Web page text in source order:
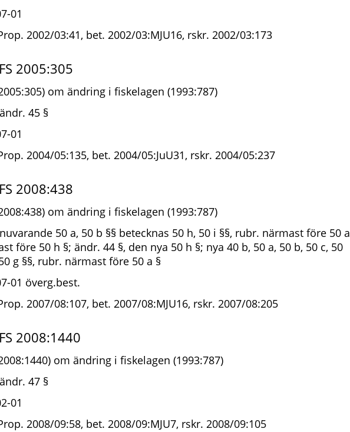
01
2002/03:41, bet. 2002/03:MJU16, rskr. 2002/03:173
2005:305
om ändring i fiskelagen (1993:787)
ändr. 45 §
01
2004/05:135, bet. 2004/05:JuU31, rskr. 2004/05:237
2008:438
om ändring i fiskelagen (1993:787)
nuvarande 50 a, 50 b §§ betecknas 50 h, 50 i §§, rubr. närmast före 50 a
före 50 h §; ändr. 44 §, den nya 50 h §; nya 40 b, 50 a, 50 b, 50 c, 50
g §§, rubr. närmast före 50 a §
01 överg.best.
2007/08:107, bet. 2007/08:MJU16, rskr. 2007/08:205
2008:1440
om ändring i fiskelagen (1993:787)
ändr. 47 §
01
2008/09:58, bet. 2008/09:MJU7, rskr. 2008/09:105